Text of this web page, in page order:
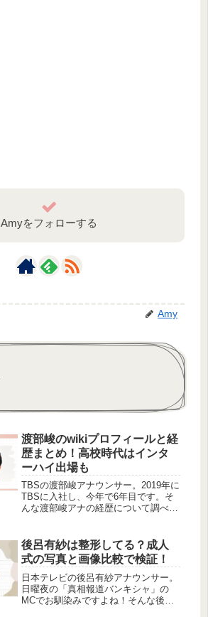
Amyをフォローする
Amy
渡部峻のwikiプロフィールと経
歴まとめ！高校時代はインタ
ーハイ出場も
TBSの渡部峻アナウンサー。2019年に
TBSに入社し、今年で6年目です。そ
んな渡部峻アナの経歴について調べて
よ！
後呂有紗は整形してる？成人
式の写真と画像比較で検証！
日本テレビの後呂有紗アナウンサー。
日曜夜の「真相報道バンキシャ」の
MCでお馴染みですよね！そんな後呂